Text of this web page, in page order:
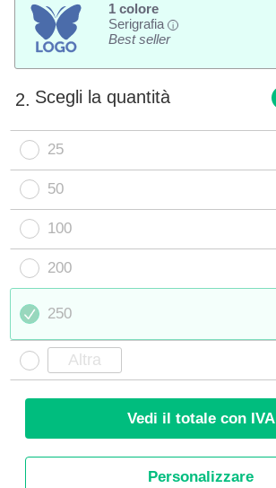
1 colore
Serigrafia
i
Best seller
2. Scegli la quantità
25
50
100
200
250
Vedi il totale con IVA
Personalizzare